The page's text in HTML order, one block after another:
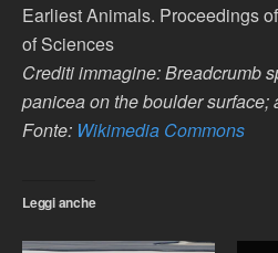
Earliest Animals. Proceedings
of Sciences
Crediti immagine: Breadcrumb
panicea on the boulder surface;
Fonte: Wikimedia Commons
Leggi anche